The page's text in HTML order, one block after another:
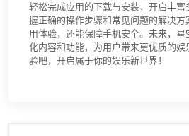
轻松完成应用的下载与安装，开启丰富
握正确的操作步骤和常见问题的解决
用体验，还能保障手机安全。未来，
化内容和功能，为用户带来更优质的
验吧，开启属于你的娱乐新世界！